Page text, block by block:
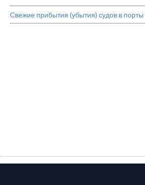
Свежие прибытия (убытия) судов в порты